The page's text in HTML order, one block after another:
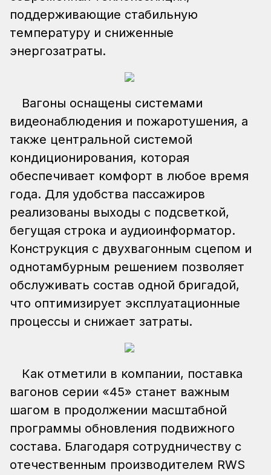
поддерживающие стабильную
температуру и сниженные
энергозатраты.
Вагоны оснащены системами
видеонаблюдения и пожаротушения, а
также центральной системой
кондиционирования, которая
обеспечивает комфорт в любое время
года. Для удобства пассажиров
реализованы выходы с подсветкой,
бегущая строка и аудиоинформатор.
Конструкция с двухвагонным сцепом и
однотамбурным решением позволяет
обслуживать состав одной бригадой,
что оптимизирует эксплуатационные
процессы и снижает затраты.
Как отметили в компании, поставка
вагонов серии «45» станет важным
шагом в продолжении масштабной
программы обновления подвижного
состава. Благодаря сотрудничеству с
отечественным производителем RWS